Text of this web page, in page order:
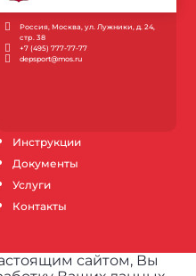
Инструкции
Документы
Услуги
Контакты
Россия, Москва, ул. Лужники, д. 24,
стр. 38
+7 (495) 777-77-77
depsport@mos.ru
сайтом, Вы